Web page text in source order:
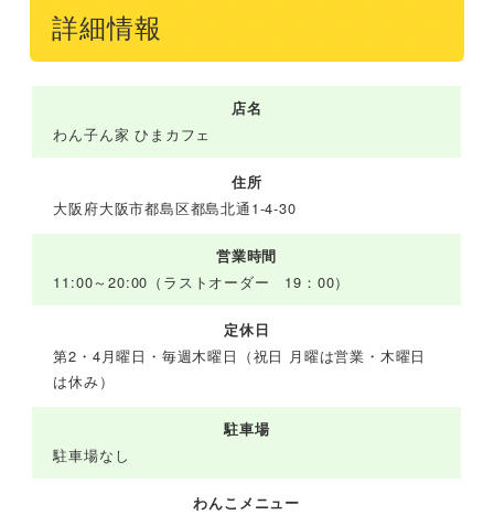
詳細情報
店名
わん子ん家 ひまカフェ
住所
大阪府大阪市都島区都島北通1-4-30
営業時間
11:00～20:00（ラストオーダー 19：00）
定休日
第2・4月曜日・毎週木曜日（祝日 月曜は営業・木曜日
は休み）
駐車場
駐車場なし
わんこメニュー